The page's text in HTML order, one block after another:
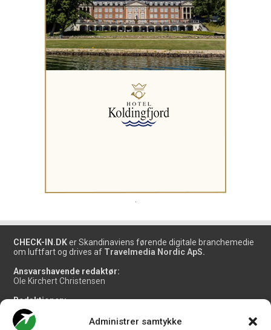
Administrer samtykke
CHECK-IN.DK er Skandinaviens førende digitale branchemedie
om luftfart og drives af Travelmedia Nordic ApS.
Ansvarshavende redaktør:
Ole Kirchert Christensen
Redaktionen:
Christian Granhøj Skouboe
Henrik Baumgarten